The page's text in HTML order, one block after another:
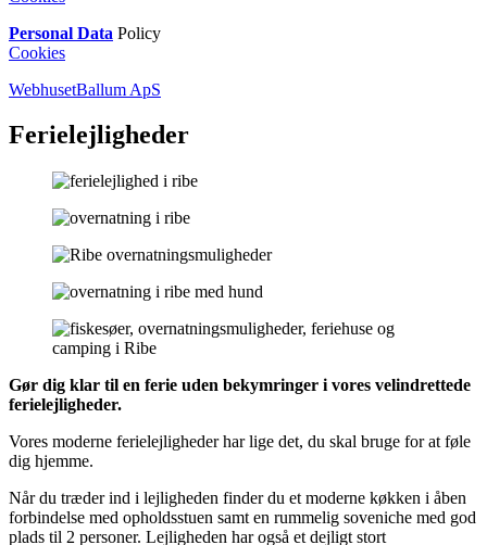
Personal Data Policy
Cookies
WebhusetBallum ApS
Ferielejligheder
Gør dig klar til en ferie uden bekymringer i vores velindrettede
ferielejligheder.
Vores moderne ferielejligheder har lige det, du skal bruge for at føle
dig hjemme.
Når du træder ind i lejligheden finder du et moderne køkken i åben
forbindelse med opholdsstuen samt en rummelig soveniche med god
plads til 2 personer. Lejligheden har også et dejligt stort